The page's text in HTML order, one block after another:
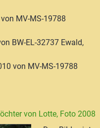
MV-MS-19788
BW-EL-32737 Ewald,
von MV-MS-19788
von Lotte, Foto 2008